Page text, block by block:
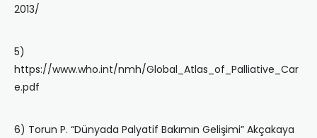
2013/
5)
https://www.who.int/nmh/Global_Atlas_of_Palliative_Car
e.pdf
6) Torun P. “Dünyada Palyatif Bakımın Gelişimi” Akçakaya